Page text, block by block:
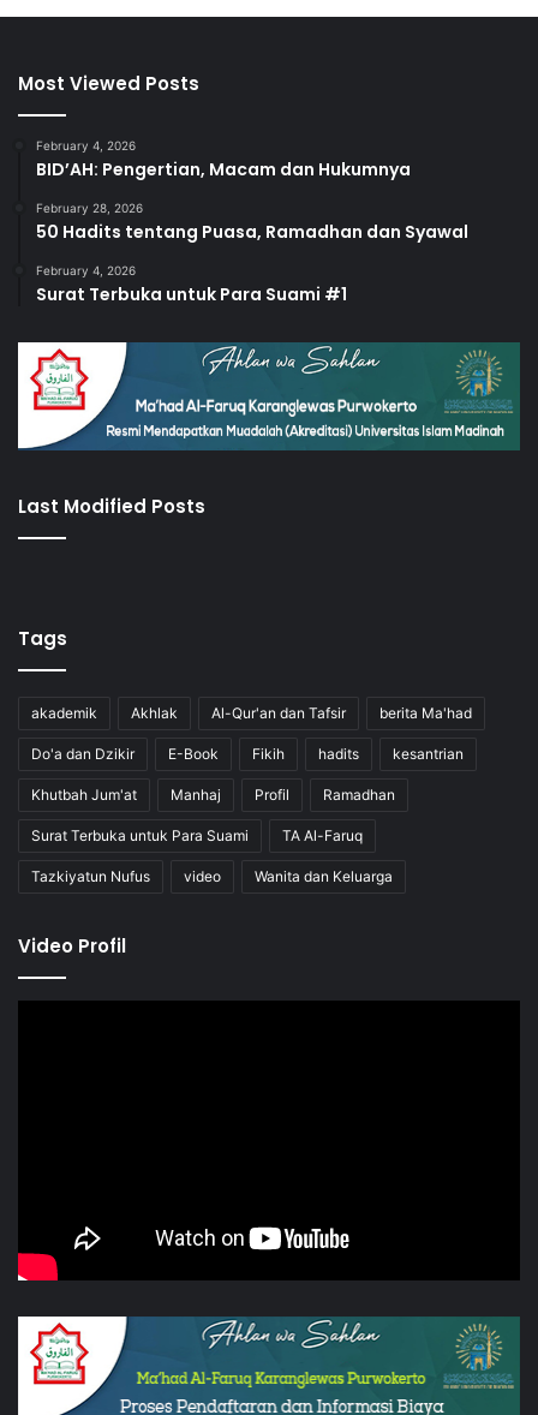
Most Viewed Posts
February 4, 2026
BID’AH: Pengertian, Macam dan Hukumnya
February 28, 2026
50 Hadits tentang Puasa, Ramadhan dan Syawal
February 4, 2026
Surat Terbuka untuk Para Suami #1
Last Modified Posts
Tags
akademik Akhlak Al-Qur'an dan Tafsir berita Ma'had
Do'a dan Dzikir E-Book Fikih hadits kesantrian
Khutbah Jum'at Manhaj Profil Ramadhan
Surat Terbuka untuk Para Suami TA Al-Faruq
Tazkiyatun Nufus video Wanita dan Keluarga
Video Profil